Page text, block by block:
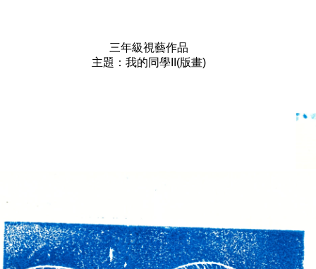
三年級視藝作品
主題：我的同學II(版畫)